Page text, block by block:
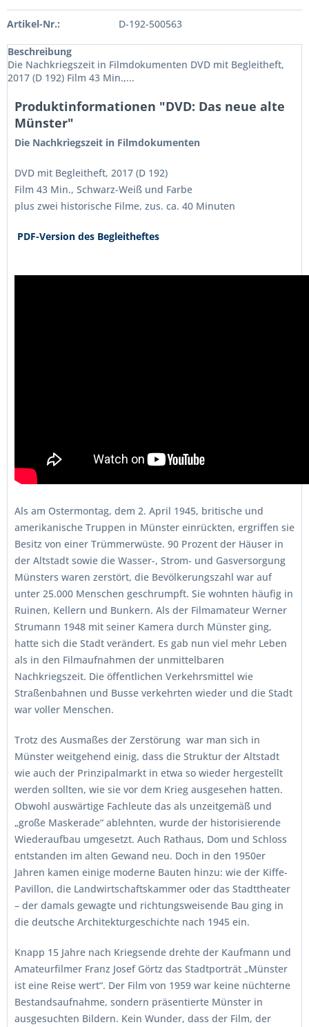
Artikel-Nr.: D-192-500563
Beschreibung
Die Nachkriegszeit in Filmdokumenten DVD mit Begleitheft,
2017 (D 192) Film 43 Min.,...
Produktinformationen "DVD: Das neue alte
Münster"
Die Nachkriegszeit in Filmdokumenten
DVD mit Begleitheft, 2017 (D 192)
Film 43 Min., Schwarz-Weiß und Farbe
plus zwei historische Filme, zus. ca. 40 Minuten
PDF-Version des Begleitheftes
Als am Ostermontag, dem 2. April 1945, britische und
amerikanische Truppen in Münster einrückten, ergriffen sie
Besitz von einer Trümmerwüste. 90 Prozent der Häuser in
der Altstadt sowie die Wasser-, Strom- und Gasversorgung
Münsters waren zerstört, die Bevölkerungszahl war auf
unter 25.000 Menschen geschrumpft. Sie wohnten häufig in
Ruinen, Kellern und Bunkern. Als der Filmamateur Werner
Strumann 1948 mit seiner Kamera durch Münster ging,
hatte sich die Stadt verändert. Es gab nun viel mehr Leben
als in den Filmaufnahmen der unmittelbaren
Nachkriegszeit. Die öffentlichen Verkehrsmittel wie
Straßenbahnen und Busse verkehrten wieder und die Stadt
war voller Menschen.
Trotz des Ausmaßes der Zerstörung war man sich in
Münster weitgehend einig, dass die Struktur der Altstadt
wie auch der Prinzipalmarkt in etwa so wieder hergestellt
werden sollten, wie sie vor dem Krieg ausgesehen hatten.
Obwohl auswärtige Fachleute das als unzeitgemäß und
„große Maskerade“ ablehnten, wurde der historisierende
Wiederaufbau umgesetzt. Auch Rathaus, Dom und Schloss
entstanden im alten Gewand neu. Doch in den 1950er
Jahren kamen einige moderne Bauten hinzu: wie der Kiffe-
Pavillon, die Landwirtschaftskammer oder das Stadttheater
– der damals gewagte und richtungsweisende Bau ging in
die deutsche Architekturgeschichte nach 1945 ein.
Knapp 15 Jahre nach Kriegsende drehte der Kaufmann und
Amateurfilmer Franz Josef Görtz das Stadtporträt „Münster
ist eine Reise wert“. Der Film von 1959 war keine nüchterne
Bestandsaufnahme, sondern präsentierte Münster in
ausgesuchten Bildern. Kein Wunder, dass der Film, der